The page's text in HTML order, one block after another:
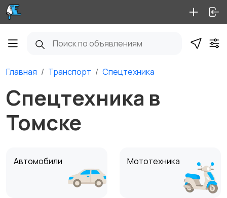
Главная Транспорт Спецтехника
Спецтехника в
Томске
Автомобили Мототехника